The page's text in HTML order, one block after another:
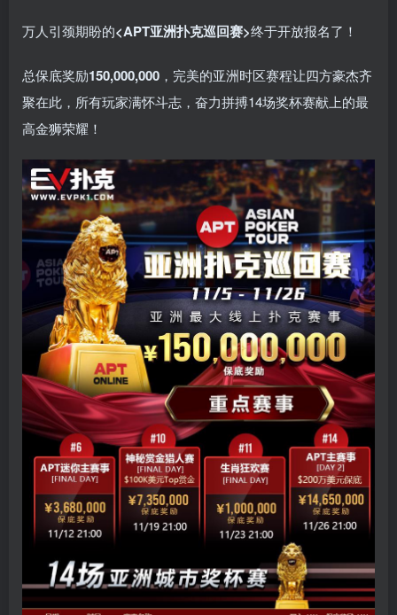
万人引颈期盼的<APT亚洲扑克巡回赛>终于开放报名了！
总保底奖励150,000,000 ，完美的亚洲时区赛程让四方豪杰齐
聚在此，所有玩家满怀斗志，奋力拼搏14场奖杯赛献上的最
高金狮荣耀！